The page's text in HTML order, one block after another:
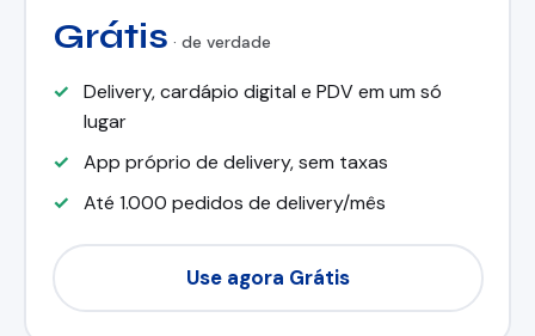
Grátis · de verdade
Delivery, cardápio digital e PDV em um só
lugar
App próprio de delivery, sem taxas
Até 1.000 pedidos de delivery/mês
Use agora Grátis